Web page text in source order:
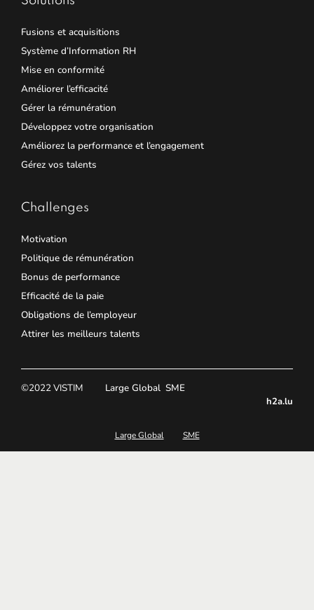
Fusions et acquisitions
Système d’Information RH
Mise en conformité
Améliorer l’efficacité
Gérer la rémunération
Développez votre organisation
Améliorez la performance et l’engagement
Gérez vos talents
Challenges
Motivation
Politique de rémunération
Bonus de performance
Efficacité de la paie
Obligations de l’employeur
Attirer les meilleurs talents
©2022 VISTIM Large Global SME
h2a.lu
Large Global SME